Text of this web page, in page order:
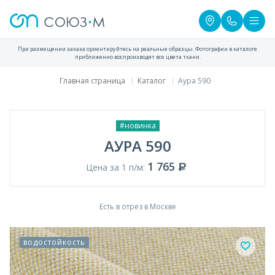
При размещении заказа ориентируйтесь на реальные образцы. Фотографии в каталоге
приближенно воспроизводят все цвета ткани.
Главная страница Каталог Аура 590
#новинка
АУРА 590
Цена за 1 п/м: 1 765
Есть в отрез в Москве
водостойкость